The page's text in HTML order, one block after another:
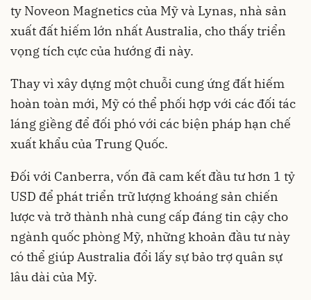
ty Noveon Magnetics của Mỹ và Lynas, nhà sản
xuất đất hiếm lớn nhất Australia, cho thấy triển
vọng tích cực của hướng đi này.
Thay vì xây dựng một chuỗi cung ứng đất hiếm
hoàn toàn mới, Mỹ có thể phối hợp với các đối tác
láng giềng để đối phó với các biện pháp hạn chế
xuất khẩu của Trung Quốc.
Đối với Canberra, vốn đã cam kết đầu tư hơn 1 tỷ
USD để phát triển trữ lượng khoáng sản chiến
lược và trở thành nhà cung cấp đáng tin cậy cho
ngành quốc phòng Mỹ, những khoản đầu tư này
có thể giúp Australia đổi lấy sự bảo trợ quân sự
lâu dài của Mỹ.